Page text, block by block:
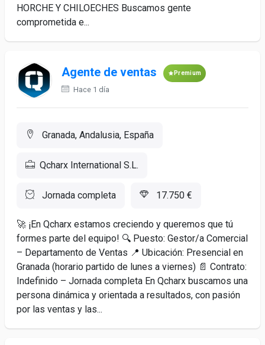
HORCHE Y CHILOECHES Buscamos gente
comprometida e...
Agente de ventas Premium
Hace 1 día
Granada, Andalusia, España
Qcharx International S.L.
Jornada completa 17.750 €
🚀 ¡En Qcharx estamos creciendo y queremos que tú
formes parte del equipo! 🔍 Puesto: Gestor/a Comercial
– Departamento de Ventas 📍 Ubicación: Presencial en
Granada (horario partido de lunes a viernes) 📄 Contrato:
Indefinido – Jornada completa En Qcharx buscamos una
persona dinámica y orientada a resultados, con pasión
por las ventas y las...